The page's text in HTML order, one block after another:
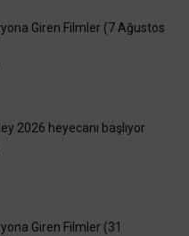
Giren Filmler (7 Ağustos
2026 heyecanı başlıyor
Giren Filmler (31